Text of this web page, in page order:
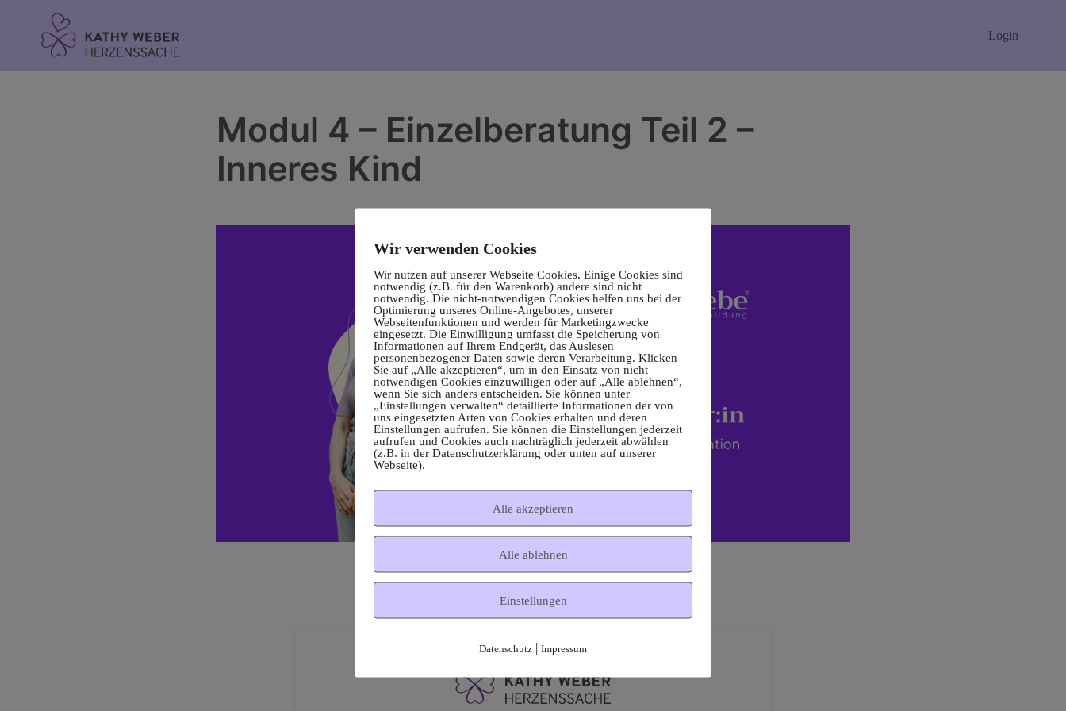
Login
Modul 4 – Einzelberatung Teil 2 –
Inneres Kind
Wir verwenden Cookies
Wir nutzen auf unserer Webseite Cookies. Einige Cookies sind
notwendig (z.B. für den Warenkorb) andere sind nicht
notwendig. Die nicht-notwendigen Cookies helfen uns bei der
Optimierung unseres Online-Angebotes, unserer
Webseitenfunktionen und werden für Marketingzwecke
eingesetzt. Die Einwilligung umfasst die Speicherung von
Informationen auf Ihrem Endgerät, das Auslesen
personenbezogener Daten sowie deren Verarbeitung. Klicken
Sie auf „Alle akzeptieren“, um in den Einsatz von nicht
notwendigen Cookies einzuwilligen oder auf „Alle ablehnen“,
wenn Sie sich anders entscheiden. Sie können unter
„Einstellungen verwalten“ detaillierte Informationen der von
uns eingesetzten Arten von Cookies erhalten und deren
Einstellungen aufrufen. Sie können die Einstellungen jederzeit
aufrufen und Cookies auch nachträglich jederzeit abwählen
(z.B. in der Datenschutzerklärung oder unten auf unserer
Webseite).
Alle akzeptieren
Alle ablehnen
Einstellungen
Datenschutz | Impressum